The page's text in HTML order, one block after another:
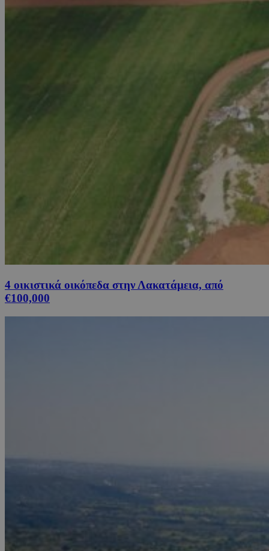
4 οικιστικά οικόπεδα στην Λακατάμεια, από
€100,000